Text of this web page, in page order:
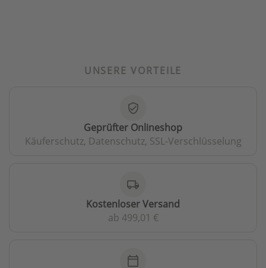
UNSERE VORTEILE
verified_user
Geprüfter Onlineshop
Käuferschutz, Datenschutz, SSL-Verschlüsselung
local_shipping
Kostenloser Versand
ab 499,01 €
calendar_today